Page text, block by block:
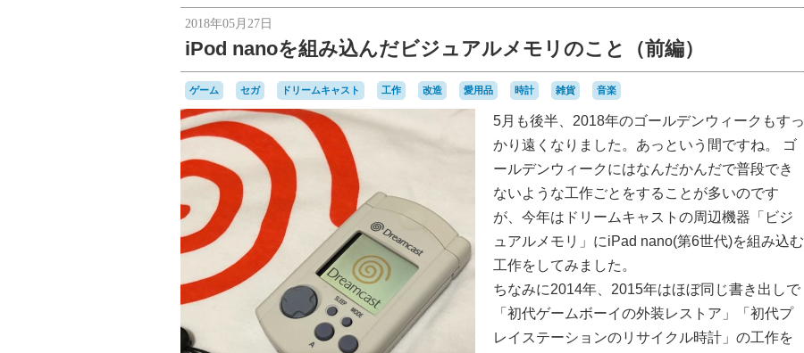
2018年05月27日
iPod nanoを組み込んだビジュアルメモリのこと（前編）
ゲーム セガ ドリームキャスト 工作 改造 愛用品 時計 雑貨 音楽
5月も後半、2018年のゴールデンウィークもすっ
かり遠くなりました。あっという間ですね。 ゴ
ールデンウィークにはなんだかんだで普段でき
ないような工作ごとをすることが多いのです
が、今年はドリームキャストの周辺機器「ビジ
ュアルメモリ」にiPad nano(第6世代)を組み込む
工作をしてみました。
ちなみに2014年、2015年はほぼ同じ書き出しで
「初代ゲームボーイの外装レストア」「初代プ
レイステーションのリサイクル時計」の工作を